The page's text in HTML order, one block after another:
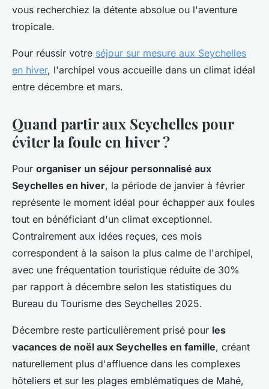
vous recherchiez la détente absolue ou l'aventure
tropicale.
Pour réussir votre séjour sur mesure aux Seychelles
en hiver, l'archipel vous accueille dans un climat idéal
entre décembre et mars.
Quand partir aux Seychelles pour
éviter la foule en hiver ?
Pour organiser un séjour personnalisé aux
Seychelles en hiver, la période de janvier à février
représente le moment idéal pour échapper aux foules
tout en bénéficiant d'un climat exceptionnel.
Contrairement aux idées reçues, ces mois
correspondent à la saison la plus calme de l'archipel,
avec une fréquentation touristique réduite de 30%
par rapport à décembre selon les statistiques du
Bureau du Tourisme des Seychelles 2025.
Décembre reste particulièrement prisé pour les
vacances de noël aux Seychelles en famille, créant
naturellement plus d'affluence dans les complexes
hôteliers et sur les plages emblématiques de Mahé,